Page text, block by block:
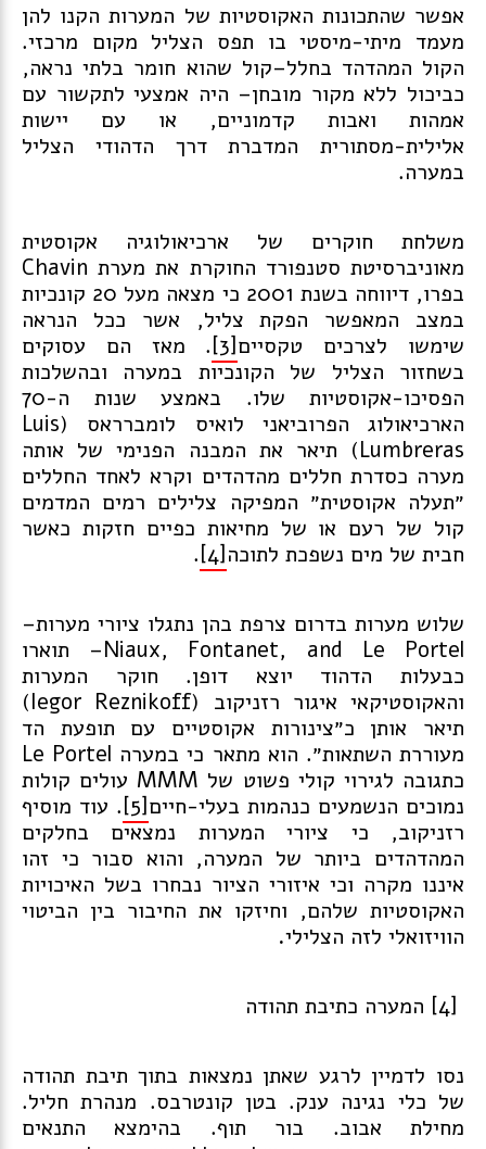
אפשר שהתכונות האקוסטיות של המערות הקנו להן
מעמד מיתי-מיסטי בו תפס הצליל מקום מרכזי.
הקול המהדהד בחלל–קול שהוא חומר בלתי נראה,
כביכול ללא מקור מובחן– היה אמצעי לתקשור עם
אמהות ואבות קדמוניים, או עם יישות
אלילית-מסתורית המדברת דרך הדהודי הצליל
במערה.
משלחת חוקרים של ארכיאולוגיה אקוסטית
מאוניברסיטת סטנפורד החוקרת את מערת Chavin
בפרו, דיווחה בשנת 2001 כי מצאה מעל 20 קונכיות
במצב המאפשר הפקת צליל, אשר ככל הנראה
שימשו לצרכים טקסיים[3]
. מאז הם עסוקים
בשחזור הצליל של הקונכיות במערה ובהשלכות
הפסיכו-אקוסטיות שלו. באמצע שנות ה-70
הארכיאולוג הפרוביאני לואיס לומברראס (Luis
Lumbreras) תיאר את המבנה הפנימי של אותה
מערה כסדרת חללים מהדהדים וקרא לאחד החללים
״תעלה אקוסטית״ המפיקה צלילים רמים המדמים
קול של רעם או של מחיאות כפיים חזקות כאשר
חבית של מים נשפכת לתוכה [4]
.
שלוש מערות בדרום צרפת בהן נתגלו ציורי מערות–
Niaux, Fontanet, and Le Portel– תוארו
כבעלות הדהוד יוצא דופן. חוקר המערות
והאקוסטיקאי איגור רזניקוב (Iegor Reznikoff)
תיאר אותן כ״צינורות אקוסטיים עם תופעת הד
מעוררת השתאות״. הוא מתאר כי במערה Le Portel
כתגובה לגירוי קולי פשוט של MMM עולים קולות
נמוכים הנשמעים כנהמות בעלי-חיים[5]
. עוד מוסיף
רזניקוב, כי ציורי המערות נמצאים בחלקים
המהדהדים ביותר של המערה, והוא סבור כי זהו
איננו מקרה וכי איזורי הציור נבחרו בשל האיכויות
האקוסטיות שלהם, וחיזקו את החיבור בין הביטוי
הוויזואלי לזה הצלילי.
[4] המערה כתיבת תהודה
נסו לדמיין לרגע שאתן נמצאות בתוך תיבת תהודה
של כלי נגינה ענק. בטן קונטרבס. מנהרת חליל.
מחילת אבוב. בור תוף. בהימצא התנאים